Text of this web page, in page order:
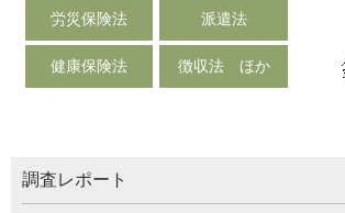
労災保険法 派遣法
健康保険法 徴収法 ほか
調査レポート